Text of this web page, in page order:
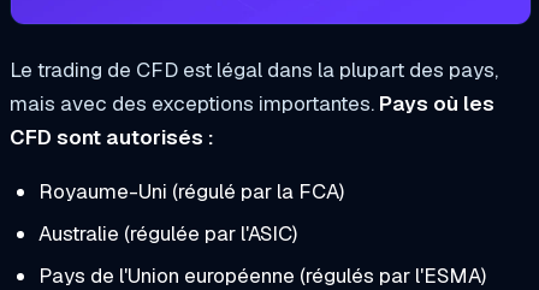
Le trading de CFD est légal dans la plupart des pays,
mais avec des exceptions importantes. Pays où les
CFD sont autorisés :
Royaume-Uni (régulé par la FCA)
Australie (régulée par l'ASIC)
Pays de l'Union européenne (régulés par l'ESMA)